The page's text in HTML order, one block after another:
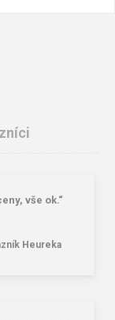
Pracovné rukavice
0,56 €
vše ok.“
Heureka